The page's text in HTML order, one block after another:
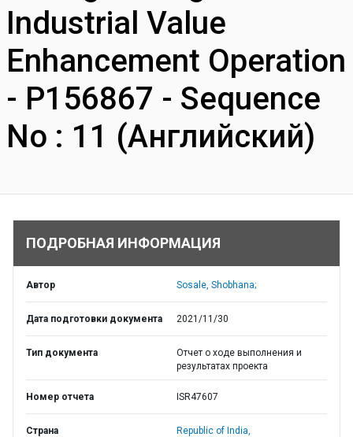
Industrial Value
Enhancement Operation
- P156867 - Sequence
No : 11 (Английский)
ПОДРОБНАЯ ИНФОРМАЦИЯ
Автор Sosale, Shobhana;
Дата подготовки документа 2021/11/30
Тип документа
Отчет о ходе выполнения и
результатах проекта
Номер отчета ISR47607
Страна Republic of India,